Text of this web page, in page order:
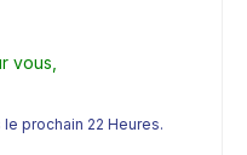
vous,
prochain 22 Heures.